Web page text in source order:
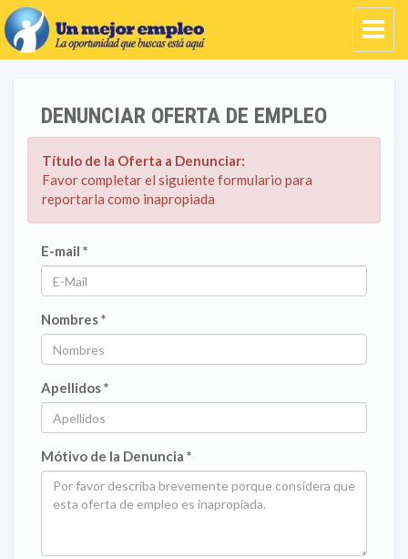
DENUNCIAR OFERTA DE EMPLEO
Título de la Oferta a Denunciar:
Favor completar el siguiente formulario para
reportarla como inapropiada
E-mail *
Nombres *
Apellidos *
Mótivo de la Denuncia *